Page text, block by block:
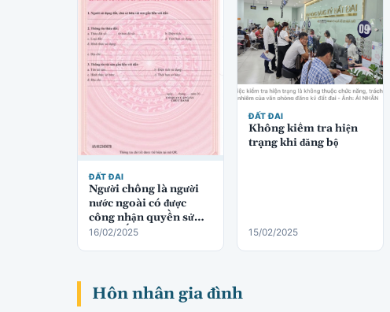
ĐẤT ĐAI
Người chồng là người
nước ngoài có được
công nhận quyền sử
dụng đất không?
16/02/2025
ĐẤT ĐAI
Không kiểm tra hiện
trạng khi đăng bộ
15/02/2025
Hôn nhân gia đình